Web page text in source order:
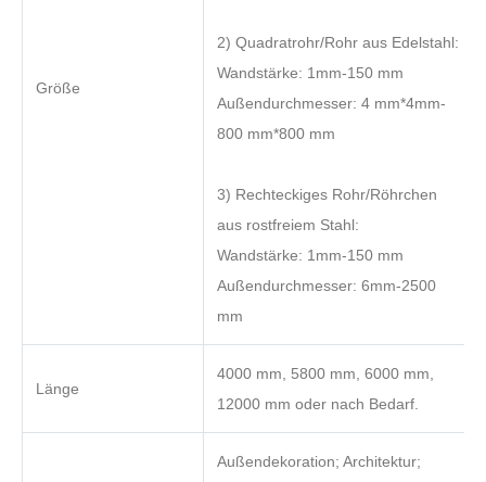
Größe
2) Quadratrohr/Rohr aus Edelstahl:
Wandstärke: 1mm-150 mm
Außendurchmesser: 4 mm*4mm-
800 mm*800 mm
3) Rechteckiges Rohr/Röhrchen
aus rostfreiem Stahl:
Wandstärke: 1mm-150 mm
Außendurchmesser: 6mm-2500
mm
Länge
4000 mm, 5800 mm, 6000 mm,
12000 mm oder nach Bedarf.
Außendekoration; Architektur;